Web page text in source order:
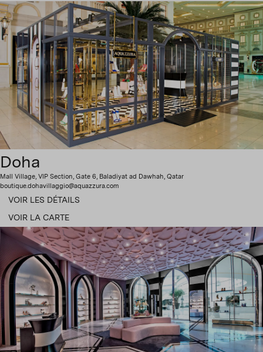
Doha
Mall Village, VIP Section, Gate 6, Baladiyat ad Dawhah, Qatar
boutique.dohavillaggio@aquazzura.com
VOIR LES DÉTAILS
VOIR LA CARTE